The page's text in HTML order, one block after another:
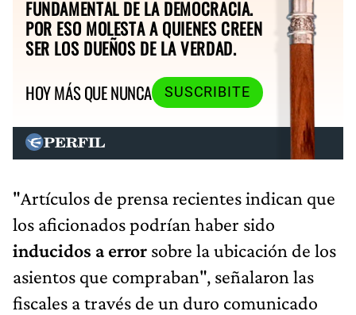
FUNDAMENTAL DE LA DEMOCRACIA.
POR ESO MOLESTA A QUIENES CREEN
SER LOS DUEÑOS DE LA VERDAD.
HOY MÁS QUE NUNCA
SUSCRIBITE
"Artículos de prensa recientes indican que
los aficionados podrían haber sido
inducidos a error sobre la ubicación de los
asientos que compraban", señalaron las
fiscales a través de un duro comunicado